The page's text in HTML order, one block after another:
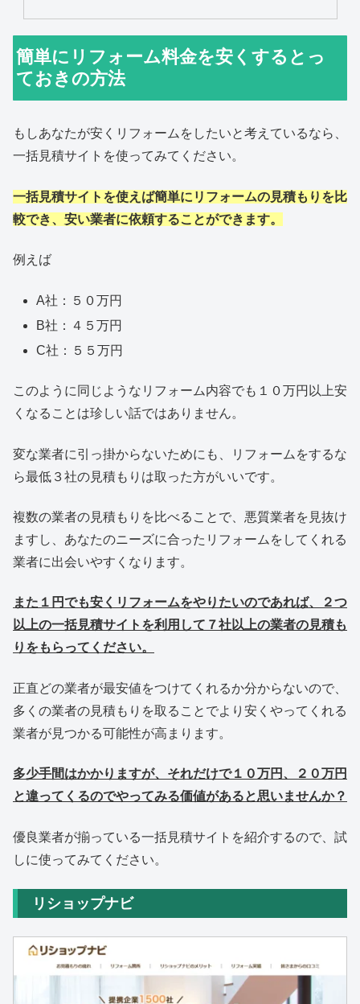
簡単にリフォーム料金を安くするとっ
ておきの方法
もしあなたが安くリフォームをしたいと考えているなら、
一括見積サイトを使ってみてください。
一括見積サイトを使えば簡単にリフォームの見積もりを比
較でき、安い業者に依頼することができます。
例えば
A社：５０万円
B社：４５万円
C社：５５万円
このように同じようなリフォーム内容でも１０万円以上安
くなることは珍しい話ではありません。
変な業者に引っ掛からないためにも、リフォームをするな
ら最低３社の見積もりは取った方がいいです。
複数の業者の見積もりを比べることで、悪質業者を見抜け
ますし、あなたのニーズに合ったリフォームをしてくれる
業者に出会いやすくなります。
また１円でも安くリフォームをやりたいのであれば、２つ
以上の一括見積サイトを利用して７社以上の業者の見積も
りをもらってください。
正直どの業者が最安値をつけてくれるか分からないので、
多くの業者の見積もりを取ることでより安くやってくれる
業者が見つかる可能性が高まります。
多少手間はかかりますが、それだけで１０万円、２０万円
と違ってくるのでやってみる価値があると思いませんか？
優良業者が揃っている一括見積サイトを紹介するので、試
しに使ってみてください。
リショップナビ